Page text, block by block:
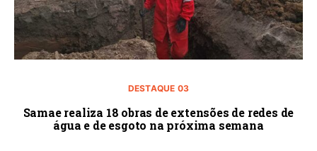
DESTAQUE 03
Samae realiza 18 obras de extensões de redes de
água e de esgoto na próxima semana